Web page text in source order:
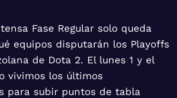
Fase Regular solo queda
equipos disputarán los Playoffs
de Dota 2. El lunes 1 y el
vivimos los últimos
para subir puntos de tabla